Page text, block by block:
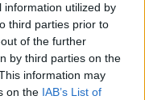
information utilized by
third parties prior to
of the further
by third parties on the
information may
on the IAB’s List of